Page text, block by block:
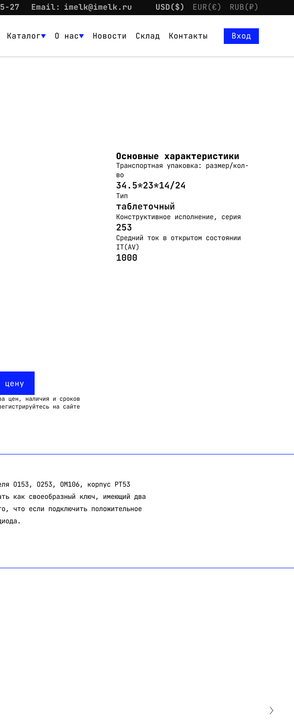
27 Email: imelk@imelk.ru USD($) EUR(€) RUB(₽)
Каталог О нас Новости Склад Контакты
Вход
цену
цен, наличия и сроков
на сайте
Основные характеристики
Транспортная упаковка: размер/кол-
во
34.5*23*14/24
Тип
таблеточный
Конструктивное исполнение, серия
253
Средний ток в открытом состоянии
IT(AV)
1000
О153, О253, ОМ106, корпус PT53
как своеобразный ключ, имеющий два
что если подключить положительное